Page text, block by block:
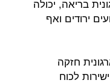
בריאה, יכולה
ירודים ואף
חזקה
לכוח